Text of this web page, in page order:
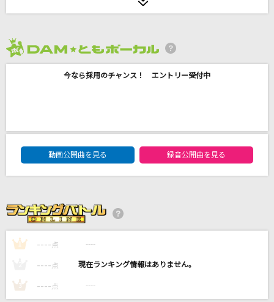
歌ひとすじに
西川ひとみ
Nevereverland
エンジン
愛を伝えたいだとか
あいみょん
長渕剛
今なら採用のチャンス！ エントリー受付中
DAM★ともボーカルエントリーランキング
動画公開曲を見る
録音公開曲を見る
1 ---- 点 ----
---- 点 ----
3 ---- 点 ----